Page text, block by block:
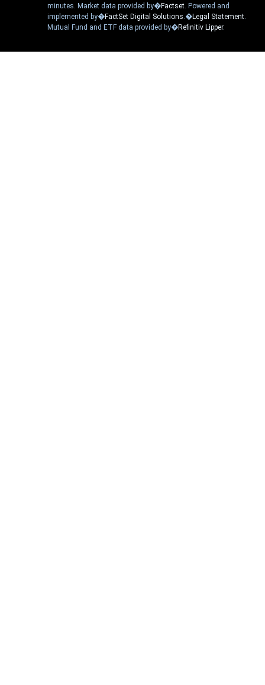
minutes. Market data provided by�Factset. Powered and
implemented by�FactSet Digital Solutions.�Legal Statement.
Mutual Fund and ETF data provided by�Refinitiv Lipper.